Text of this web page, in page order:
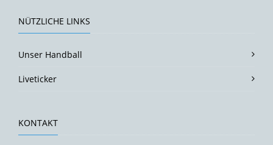
NÜTZLICHE LINKS
Unser Handball
Liveticker
KONTAKT